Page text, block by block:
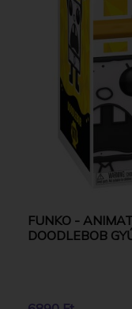
FUNKO -
DOODLEBOB